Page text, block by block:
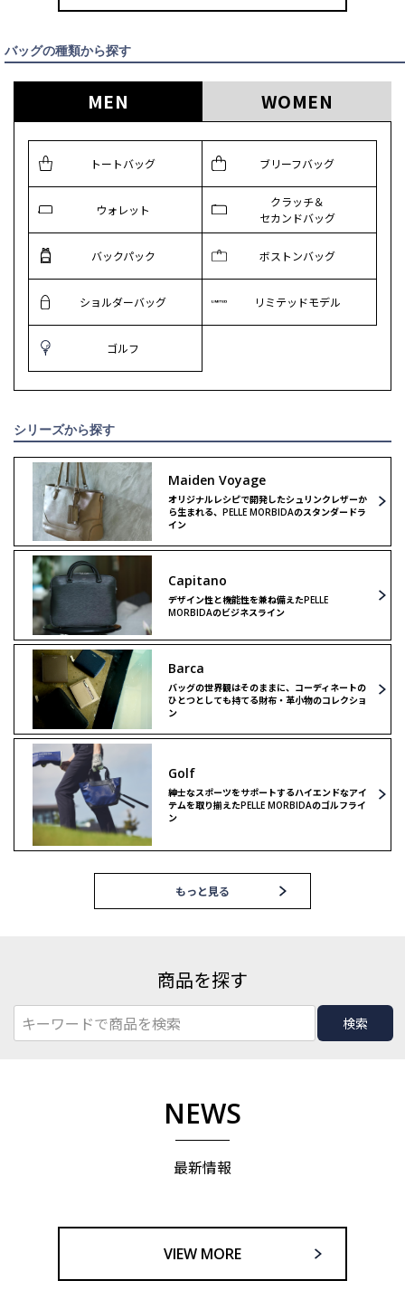
バッグの種類から探す
MEN WOMEN
トートバッグ ブリーフバッグ
ウォレット
クラッチ＆
セカンドバッグ
バックパック ボストンバッグ
ショルダーバッグ リミテッドモデル
ゴルフ
シリーズから探す
Maiden Voyage
オリジナルレシピで開発したシュリンクレザーか
ら生まれる、PELLE MORBIDAのスタンダードラ
イン
Capitano
デザイン性と機能性を兼ね備えたPELLE
MORBIDAのビジネスライン
Barca
バッグの世界観はそのままに、コーディネートの
ひとつとしても持てる財布・革小物のコレクショ
ン
Golf
紳士なスポーツをサポートするハイエンドなアイ
テムを取り揃えたPELLE MORBIDAのゴルフライ
ン
もっと見る
商品を探す
検索
NEWS
最新情報
VIEW MORE